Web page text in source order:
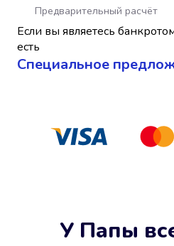
Если вы являетесь
есть
Cпециальное
Предварительный расчёт
У Папы